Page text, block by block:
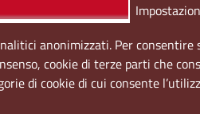
anonimizzati. Per
cookie di terze parti che
di cookie di cui consente